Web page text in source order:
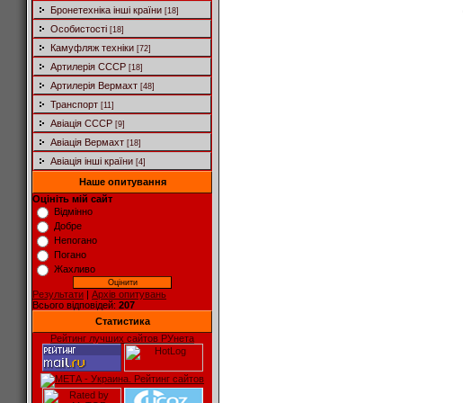
Бронетехніка інші країни [18]
Особистості [18]
Камуфляж техніки [72]
Артилерія СССР [18]
Артилерія Вермахт [48]
Транспорт [11]
Авіація СССР [9]
Авіація Вермахт [18]
Авіація інші країни [4]
Наше опитування
Оцініть мій сайт
Відмінно
Добре
Непогано
Погано
Жахливо
Результати | Архів опитувань
Всього відповідей: 207
Статистика
Рейтинг лучших сайтов РУнета